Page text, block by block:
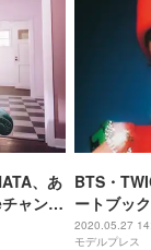
、あ
ャンネ
BTS・
ートブッ
入りカッ
2020.05.27
モデルプレス